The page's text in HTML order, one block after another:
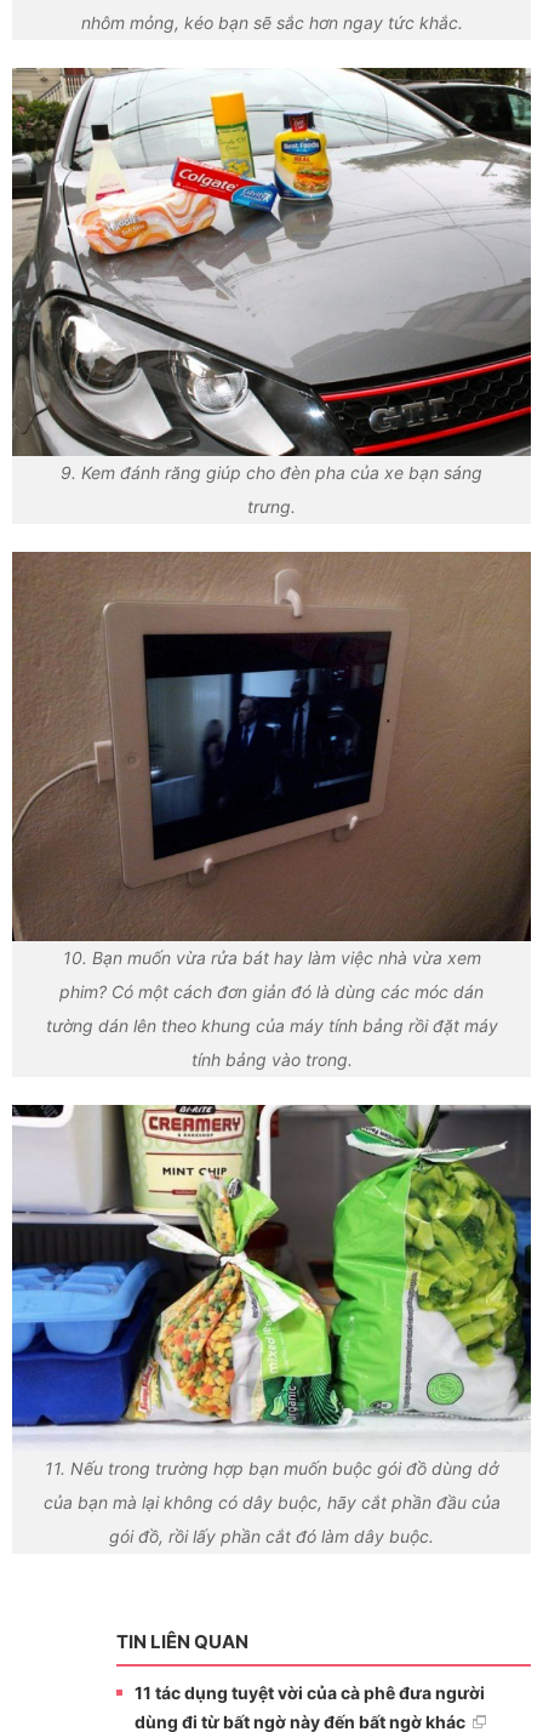
nhôm mỏng, kéo bạn sẽ sắc hơn ngay tức khắc.
9. Kem đánh răng giúp cho đèn pha của xe bạn sáng
trưng.
10. Bạn muốn vừa rửa bát hay làm việc nhà vừa xem
phim? Có một cách đơn giản đó là dùng các móc dán
tường dán lên theo khung của máy tính bảng rồi đặt máy
tính bảng vào trong.
11. Nếu trong trường hợp bạn muốn buộc gói đồ dùng dở
của bạn mà lại không có dây buộc, hãy cắt phần đầu của
gói đồ, rồi lấy phần cắt đó làm dây buộc.
TIN LIÊN QUAN
11 tác dụng tuyệt vời của cà phê đưa người
dùng đi từ bất ngờ này đến bất ngờ khác